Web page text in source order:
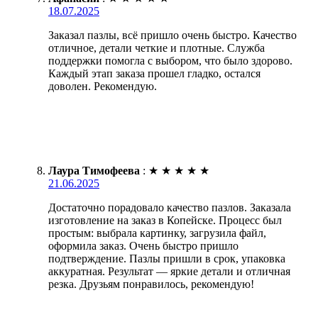
18.07.2025
Заказал пазлы, всё пришло очень быстро. Качество
отличное, детали четкие и плотные. Служба
поддержки помогла с выбором, что было здорово.
Каждый этап заказа прошел гладко, остался
доволен. Рекомендую.
Лаура Тимофеева : ★ ★ ★ ★ ★
21.06.2025
Достаточно порадовало качество пазлов. Заказала
изготовление на заказ в Копейске. Процесс был
простым: выбрала картинку, загрузила файл,
оформила заказ. Очень быстро пришло
подтверждение. Пазлы пришли в срок, упаковка
аккуратная. Результат — яркие детали и отличная
резка. Друзьям понравилось, рекомендую!